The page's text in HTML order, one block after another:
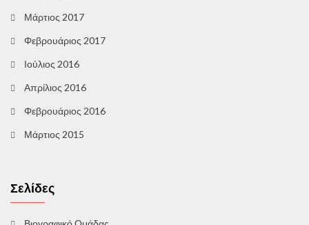
Μάρτιος 2017
Φεβρουάριος 2017
Ιούλιος 2016
Απρίλιος 2016
Φεβρουάριος 2016
Μάρτιος 2015
Σελίδες